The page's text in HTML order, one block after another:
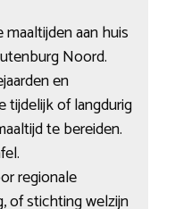
aan huis
Noord.
en
tijdelijk of langdurig
te bereiden.
regionale
of stichting welzijn